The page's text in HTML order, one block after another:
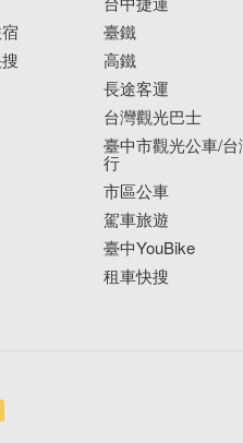
臺鐵
高鐵
長途客運
台灣觀光巴士
臺中市觀光公車/台
行
市區公車
駕車旅遊
臺中YouBike
租車快搜